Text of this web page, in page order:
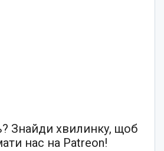
Знайди хвилинку, щоб
нас на Patreon!